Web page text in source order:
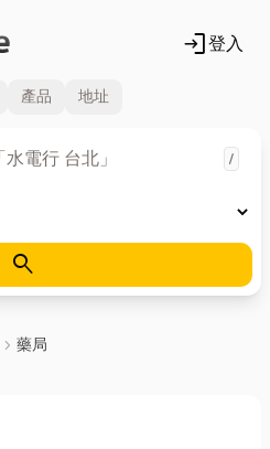
login登入
產品 地址
/
search
chevron_right 藥局